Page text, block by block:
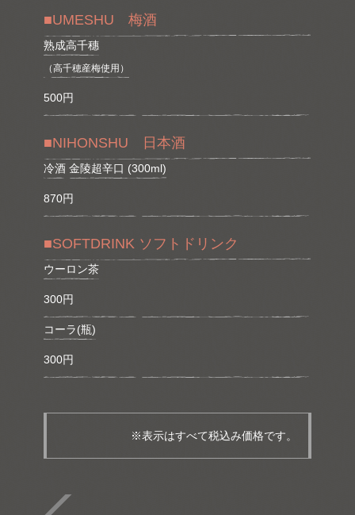
■UMESHU 梅酒
熟成高千穗
（高千穂産梅使用）
500円
■NIHONSHU 日本酒
冷酒 金陵超辛口 (300ml)
870円
■SOFTDRINK ソフトドリンク
ウーロン茶
300円
コーラ(瓶)
300円
※表示はすべて税込み価格です。